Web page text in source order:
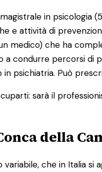
in psicologia
e attività di
medico) che ha
a condurre percorsi
in psichiatria. Può
sarà il
della
che in Italia si